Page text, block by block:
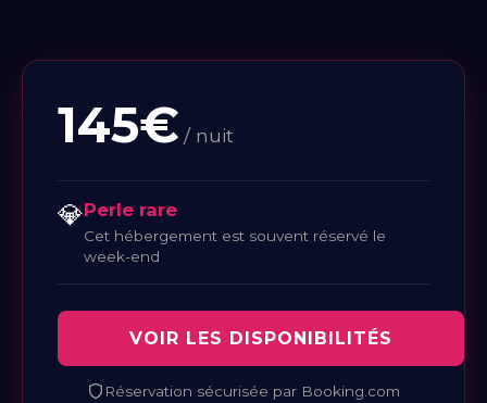
145€ / nuit
💎Perle rare
Cet hébergement est souvent réservé le
week-end
VOIR LES DISPONIBILITÉS
Réservation sécurisée par Booking.com